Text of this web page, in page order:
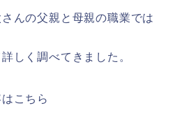
んの父親と母親の職業では
しく調べてきました。
こちら